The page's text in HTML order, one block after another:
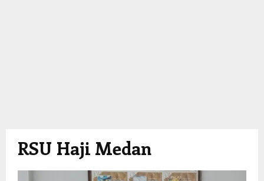
RSU Haji Medan